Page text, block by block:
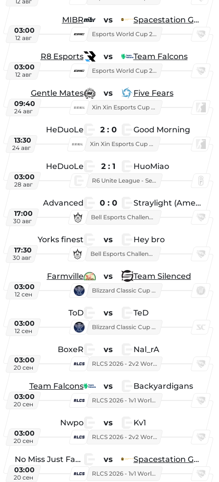
MIBR vs Spacestation Gaming
03:00
12 авг
Esports World Cup 2026
R8 Esports vs Team Falcons
03:00
12 авг
Esports World Cup 2026
Gentle Mates vs Five Fears
09:40
24 авг
Xin Xin Esports Cup 2025
HeDuoLe 2 : 0 Good Morning
13:30
24 авг
Xin Xin Esports Cup 2026
HeDuoLe 2 : 1 HuoMiao
03:00
28 авг
R6 Unite League - Season 1
Advanced 0 : 0 Straylight (American team)
17:00
30 авг
Bell Esports Challenge 2026
Yorks finest vs Hey bro
17:30
30 авг
Bell Esports Challenge 2026
Farmville vs Team Silenced
03:00
12 сен
Blizzard Classic Cup 2026
ToD vs TeD
03:00
12 сен
Blizzard Classic Cup 2026
BoxeR vs Nal_rA
03:00
20 сен
RLCS 2026 - 2v2 World Championship
Team Falcons vs Backyardigans
03:00
20 сен
RLCS 2026 - 1v1 World Championship
Nwpo vs Kv1
03:00
20 сен
RLCS 2026 - 2v2 World Championship
No Miss Just Fake vs Spacestation Gaming
03:00
20 сен
RLCS 2026 - 1v1 World Championship